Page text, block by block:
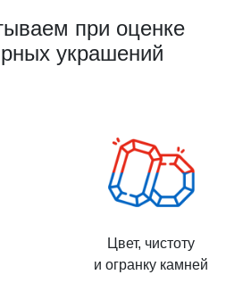
при оценке
украшений
Цвет, чистоту
и огранку камней